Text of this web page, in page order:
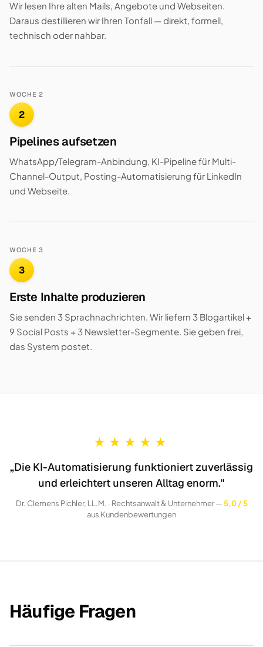
Wir lesen Ihre alten Mails, Angebote und Webseiten.
Daraus destillieren wir Ihren Tonfall — direkt, formell,
technisch oder nahbar.
WOCHE 2
2
Pipelines aufsetzen
WhatsApp/Telegram-Anbindung, KI-Pipeline für Multi-
Channel-Output, Posting-Automatisierung für LinkedIn
und Webseite.
WOCHE 3
3
Erste Inhalte produzieren
Sie senden 3 Sprachnachrichten. Wir liefern 3 Blogartikel +
9 Social Posts + 3 Newsletter-Segmente. Sie geben frei,
das System postet.
★ ★ ★ ★ ★
„Die KI-Automatisierung funktioniert zuverlässig
und erleichtert unseren Alltag enorm."
Dr. Clemens Pichler, LL.M. · Rechtsanwalt & Unternehmer —5,0 / 5
aus Kundenbewertungen
Häufige Fragen